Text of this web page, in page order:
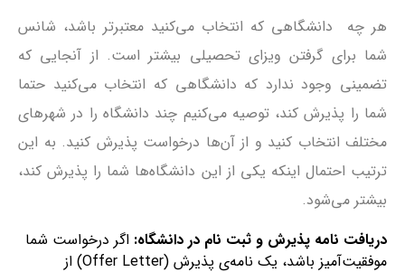
هر چه دانشگاهی که انتخاب می‌کنید معتبرتر باشد، شانس
شما برای گرفتن ویزای تحصیلی بیشتر است. از آنجایی که
تضمینی وجود ندارد که دانشگاهی که انتخاب می‌کنید حتما
شما را پذیرش کند، توصیه می‌کنیم چند دانشگاه را در شهرهای
مختلف انتخاب کنید و از آن‌ها درخواست پذیرش کنید. به این
ترتیب احتمال اینکه یکی از این دانشگاه‌ها شما را پذیرش کند،
بیشتر می‌شود.
دریافت نامه پذیرش و ثبت نام در دانشگاه: اگر درخواست شما
موفقیت‌آمیز باشد، یک نامه‌ی پذیرش (Offer Letter) از